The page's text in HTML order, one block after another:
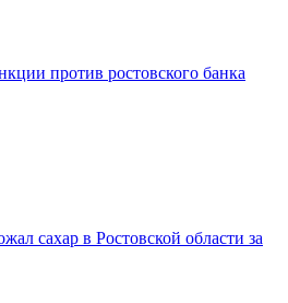
против ростовского банка
сахар в Ростовской области за